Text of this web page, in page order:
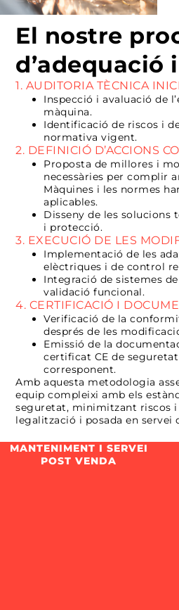
El nostre
d’adequació
1. AUDITORIA TÈCNICA
Inspecció i avaluació de
màquina.
Identificació de riscos i
normativa vigent.
2. DEFINICIÓ D’ACCIONS
Proposta de millores i
necessàries per complir
Màquines i les normes
aplicables.
Disseny de les solucions
i protecció.
3. EXECUCIÓ DE LES
Implementació de les
elèctriques i de control
Integració de sistemes
validació funcional.
4. CERTIFICACIÓ I
Verificació de la
després de les
Emissió de la
certificat CE de
corresponent.
Amb aquesta metodologia
equip compleixi amb els
seguretat, minimitzant riscos
legalització i posada en servei
MANTENIMENT I SERVEI
POST VENDA